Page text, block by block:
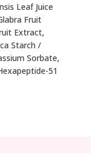
Leaf Juice
Fruit
Extract,
Starch /
Sorbate,
51